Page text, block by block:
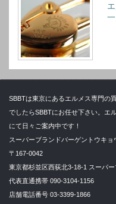
SBBTは東京にあるエルメス専門の
でしたらSBBTにお任せ下さい。エ
にて日々ご案内中です！
スーパーブランドバーゲントウキョ
〒167-0042
東京都杉並区西荻北3-18-1 スーパ
代表直通携帯 090-3104-1156
店舗電話番号 03-3399-1866